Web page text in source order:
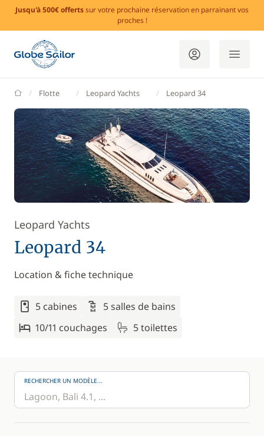
Jusqu'à 500€ offertssur votre prochaine réservation en parrainant vos
proches !
GlobeSailor
Flotte Leopard Yachts Leopard 34
Leopard Yachts
Leopard 34
Location & fiche technique
5 cabines
5 salles de bains
10/11 couchages
5 toilettes
RECHERCHER UN MODÈLE...